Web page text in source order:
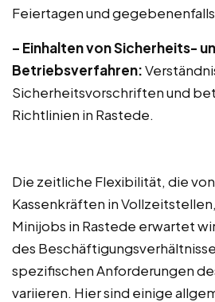
Feiertagen und
– Einhalten von Sicherheits-
Betriebsverfahren:
Sicherheitsvorschriften und
Richtlinien in Rastede.
Die zeitliche Flexibilität, die
Kassenkräften in
Minijobs in Rastede erwartet
des
spezifischen Anforderungen
variieren. Hier sind einige